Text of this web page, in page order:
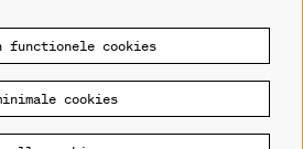
de Warande
functionele cookies
cookies